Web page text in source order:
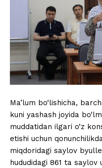
Ma’lum bo‘lishicha,
kuni yashash joyida
muddatidan ilgari o‘z
etishi uchun
miqdoridagi saylov
hududidagi 861 ta